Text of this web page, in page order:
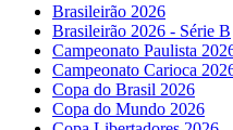
Brasileirão 2026
Brasileirão 2026 - Série B
Campeonato Paulista
Campeonato Carioca
Copa do Brasil 2026
Copa do Mundo 2026